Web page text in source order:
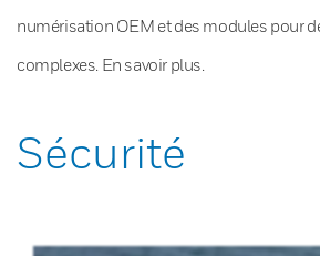
numérisation OEM et des modules pour
complexes. En savoir plus.
Sécurité